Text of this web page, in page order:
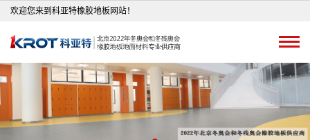
欢迎您来到科亚特橡胶地板网站！